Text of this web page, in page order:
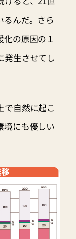
るんだ。さら
化の原因の１
発生させてし
で自然に起こ
境にも優しい